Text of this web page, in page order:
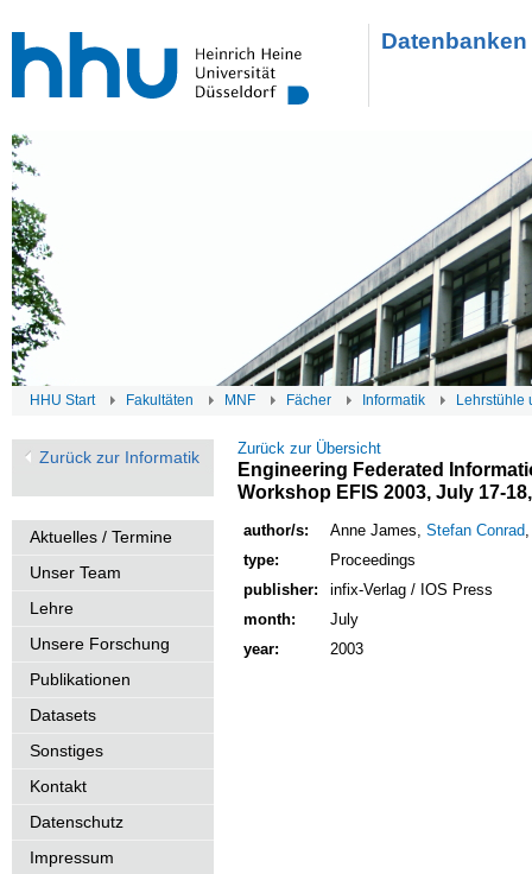
HHU Start Fakultäten MNF Fächer Informatik Lehrstühle
Zurück zur Informatik
Aktuelles / Termine
Unser Team
Lehre
Unsere Forschung
Publikationen
Datasets
Sonstiges
Kontakt
Datenschutz
Impressum
Zurück zur Übersicht
Engineering Federated
Workshop EFIS 2003, July 17-
author/s: Anne James, Stefan Conrad
type:
Proceedings
publisher:
infix-Verlag / IOS Press
month:
July
year:
2003